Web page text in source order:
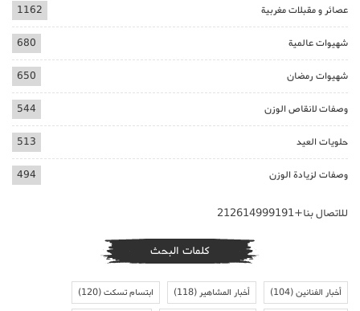
عصائر و مقبلات مغربية 1162
شهيوات عالمية 680
شهيوات رمضان 650
وصفات لانقاص الوزن 544
حلويات العيد 513
وصفات لزيادة الوزن 494
للاتصال بنا+212614999191
كلمات البحث
أخبار الفنانين(104) أخبار المشاهير(118) ابتسام تسكت(120)